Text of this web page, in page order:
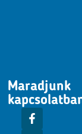
Maradjunk